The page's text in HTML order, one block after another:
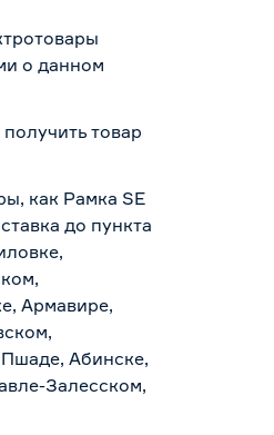
о данном
товар
как Рамка SE
до пункта
Армавире,
Абинске,
Залесском,